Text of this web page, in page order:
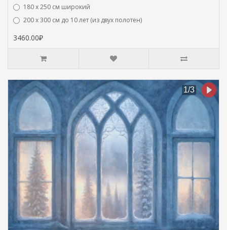
180 х 250 см широкий
200 х 300 см до 10 лет (из двух полотен)
3460.00₽